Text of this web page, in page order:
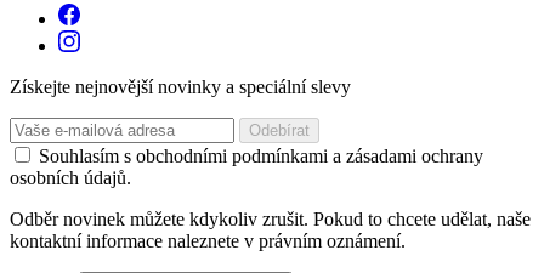
Získejte nejnovější novinky a speciální slevy
Souhlasím s obchodními podmínkami a zásadami ochrany
osobních údajů.
Odběr novinek můžete kdykoliv zrušit. Pokud to chcete udělat, naše
kontaktní informace naleznete v právním oznámení.